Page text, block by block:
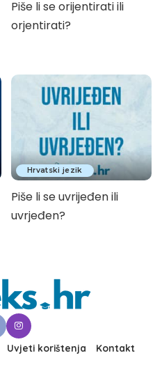
Piše li se orijentirati ili
orjentirati?
Hrvatski jezik
Piše li se uvrijeđen ili
uvrjeđen?
Uvjeti korištenja Kontakt